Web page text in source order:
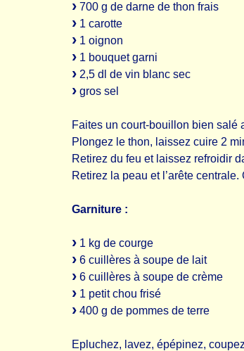
700 g de darne de thon frais
1 carotte
1 oignon
1 bouquet garni
2,5 dl de vin blanc sec
gros sel
Faites un court-bouillon bien salé
Plongez le thon, laissez cuire 2
Retirez du feu et laissez refroidir
Retirez la peau et l’arête
Garniture :
1 kg de courge
6 cuillères à soupe de lait
6 cuillères à soupe de crème
1 petit chou frisé
400 g de pommes de terre
Epluchez, lavez, épépinez,